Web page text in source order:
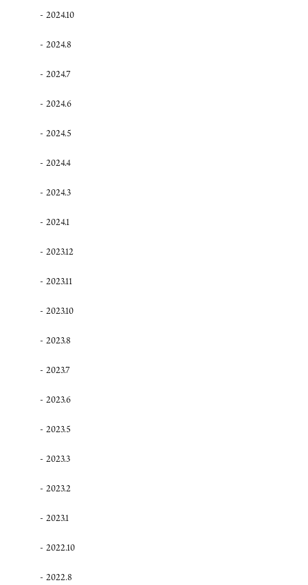
2024.10
2024.8
2024.7
2024.6
2024.5
2024.4
2024.3
2024.1
2023.12
2023.11
2023.10
2023.8
2023.7
2023.6
2023.5
2023.3
2023.2
2023.1
2022.10
2022.8